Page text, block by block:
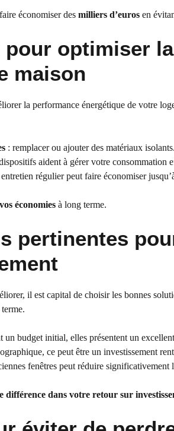
économiser des milliers d’euros en
optimiser
maison
la performance énergétique de votre
: remplacer ou ajouter des matériaux isolants.
aident à gérer votre consommation
régulier peut faire économiser
économies à long terme.
pertinentes
il est capital de choisir les bonnes
un budget initial, elles présentent un
ce peut être un investissement
fenêtres peut réduire significativement
différence dans votre retour sur